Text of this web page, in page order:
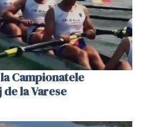
Campionatele
la Varese